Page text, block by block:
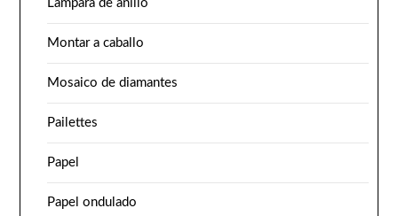
Lámpara de anillo
Montar a caballo
Mosaico de diamantes
Pailettes
Papel
Papel ondulado